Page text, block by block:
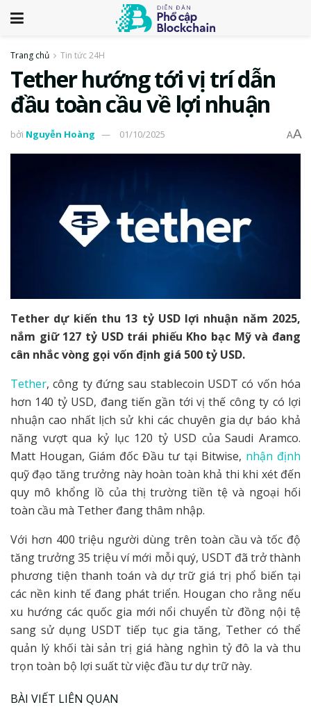
Trang chủ Tin tức 24H
Tether hướng tới vị trí dẫn
đầu toàn cầu về lợi nhuận
bởi Nguyễn Hoàng 01/10/2025 AA
Tether dự kiến thu 13 tỷ USD lợi nhuận năm 2025,
nắm giữ 127 tỷ USD trái phiếu Kho bạc Mỹ và đang
cân nhắc vòng gọi vốn định giá 500 tỷ USD.
Tether, công ty đứng sau stablecoin USDT có vốn hóa
hơn 140 tỷ USD, đang tiến gần tới vị thế công ty có lợi
nhuận cao nhất lịch sử khi các chuyên gia dự báo khả
năng vượt qua kỷ lục 120 tỷ USD của Saudi Aramco.
Matt Hougan, Giám đốc Đầu tư tại Bitwise, nhận định
quỹ đạo tăng trưởng này hoàn toàn khả thi khi xét đến
quy mô khổng lồ của thị trường tiền tệ và ngoại hối
toàn cầu mà Tether đang thâm nhập.
Với hơn 400 triệu người dùng trên toàn cầu và tốc độ
tăng trưởng 35 triệu ví mới mỗi quý, USDT đã trở thành
phương tiện thanh toán và dự trữ giá trị phổ biến tại
các nền kinh tế đang phát triển. Hougan cho rằng nếu
xu hướng các quốc gia mới nổi chuyển từ đồng nội tệ
sang sử dụng USDT tiếp tục gia tăng, Tether có thể
quản lý khối tài sản trị giá hàng nghìn tỷ đô la và thu
trọn toàn bộ lợi suất từ việc đầu tư dự trữ này.
BÀI VIẾT LIÊN QUAN